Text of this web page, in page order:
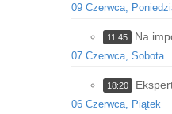
09 Czerwca,
11:45 Na
07 Czerwca, Sobota
18:20
06 Czerwca, Piątek